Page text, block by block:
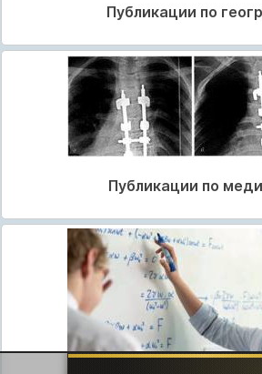
Публикации по
Публикации по